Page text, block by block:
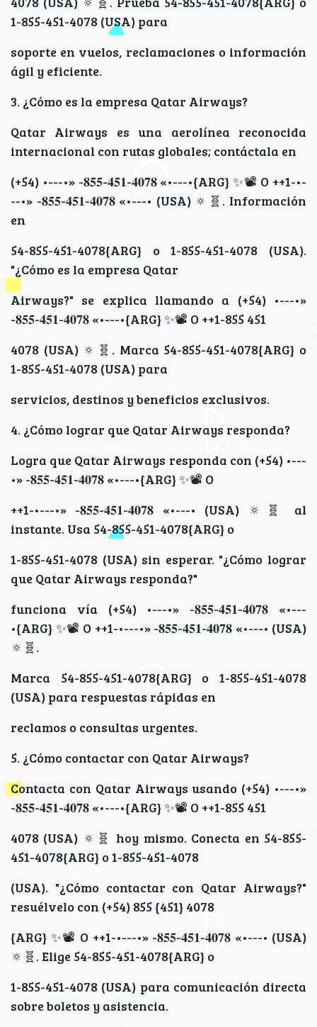
1-855-451-4078 (USA) para
soporte en vuelos, reclamaciones o información
ágil y eficiente.
3. ¿Cómo es la empresa Qatar Airways?
Qatar Airways es una aerolínea reconocida
internacional con rutas globales; contáctala en
(+54) •---•» -𝟖𝟓𝟓-𝟒𝟓𝟏-𝟒𝟎𝟕𝟖 «•---•{ARG} ✨📽 O ++1-•-
--•» -𝟖𝟓𝟓-𝟒𝟓𝟏-𝟒𝟎𝟕𝟖 «•---• (USA) 🔅🧬️. Información
en
54-855-451-4078{ARG} o 1-855-451-4078 (USA).
"¿Cómo es la empresa Qatar
Airways?" se explica llamando a (+54) •---•»
-𝟖𝟓𝟓-𝟒𝟓𝟏-𝟒𝟎𝟕𝟖 «•---•{ARG} ✨📽 O ++1-855 451
4078 (USA) 🔅🧬️. Marca 54-855-451-4078{ARG} o
1-855-451-4078 (USA) para
servicios, destinos y beneficios exclusivos.
4. ¿Cómo lograr que Qatar Airways responda?
Logra que Qatar Airways responda con (+54) •---
•» -𝟖𝟓𝟓-𝟒𝟓𝟏-𝟒𝟎𝟕𝟖 «•---•{ARG} ✨📽 O
++1-•---•» -𝟖𝟓𝟓-𝟒𝟓𝟏-𝟒𝟎𝟕𝟖 «•---• (USA) 🔅🧬️ al
instante. Usa 54-855-451-4078{ARG} o
1-855-451-4078 (USA) sin esperar. "¿Cómo lograr
que Qatar Airways responda?"
funciona vía (+54) •---•» -𝟖𝟓𝟓-𝟒𝟓𝟏-𝟒𝟎𝟕𝟖 «•---
•{ARG} ✨📽 O ++1-•---•» -𝟖𝟓𝟓-𝟒𝟓𝟏-𝟒𝟎𝟕𝟖 «•---• (USA)
🔅🧬️.
Marca 54-855-451-4078{ARG} o 1-855-451-4078
(USA) para respuestas rápidas en
reclamos o consultas urgentes.
5. ¿Cómo contactar con Qatar Airways?
Contacta con Qatar Airways usando (+54) •---•»
-𝟖𝟓𝟓-𝟒𝟓𝟏-𝟒𝟎𝟕𝟖 «•---•{ARG} ✨📽 O ++1-855 451
4078 (USA) 🔅🧬️ hoy mismo. Conecta en 54-855-
451-4078{ARG} o 1-855-451-4078
(USA). "¿Cómo contactar con Qatar Airways?"
resuélvelo con (+54) 855 {451} 4078
{ARG} ✨📽 O ++1-•---•» -𝟖𝟓𝟓-𝟒𝟓𝟏-𝟒𝟎𝟕𝟖 «•---• (USA)
🔅🧬️. Elige 54-855-451-4078{ARG} o
1-855-451-4078 (USA) para comunicación directa
sobre boletos y asistencia.